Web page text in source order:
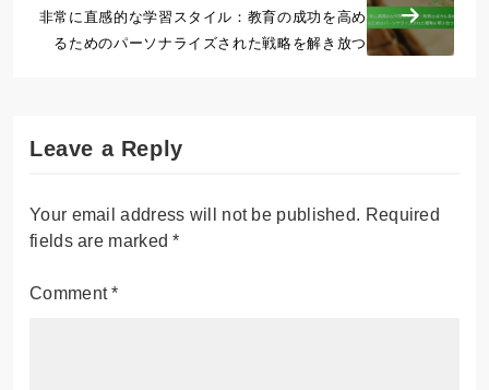
非常に直感的な学習スタイル：教育の成功を高め
るためのパーソナライズされた戦略を解き放つ
Leave a Reply
Your email address will not be published. Required
fields are marked*
Comment*